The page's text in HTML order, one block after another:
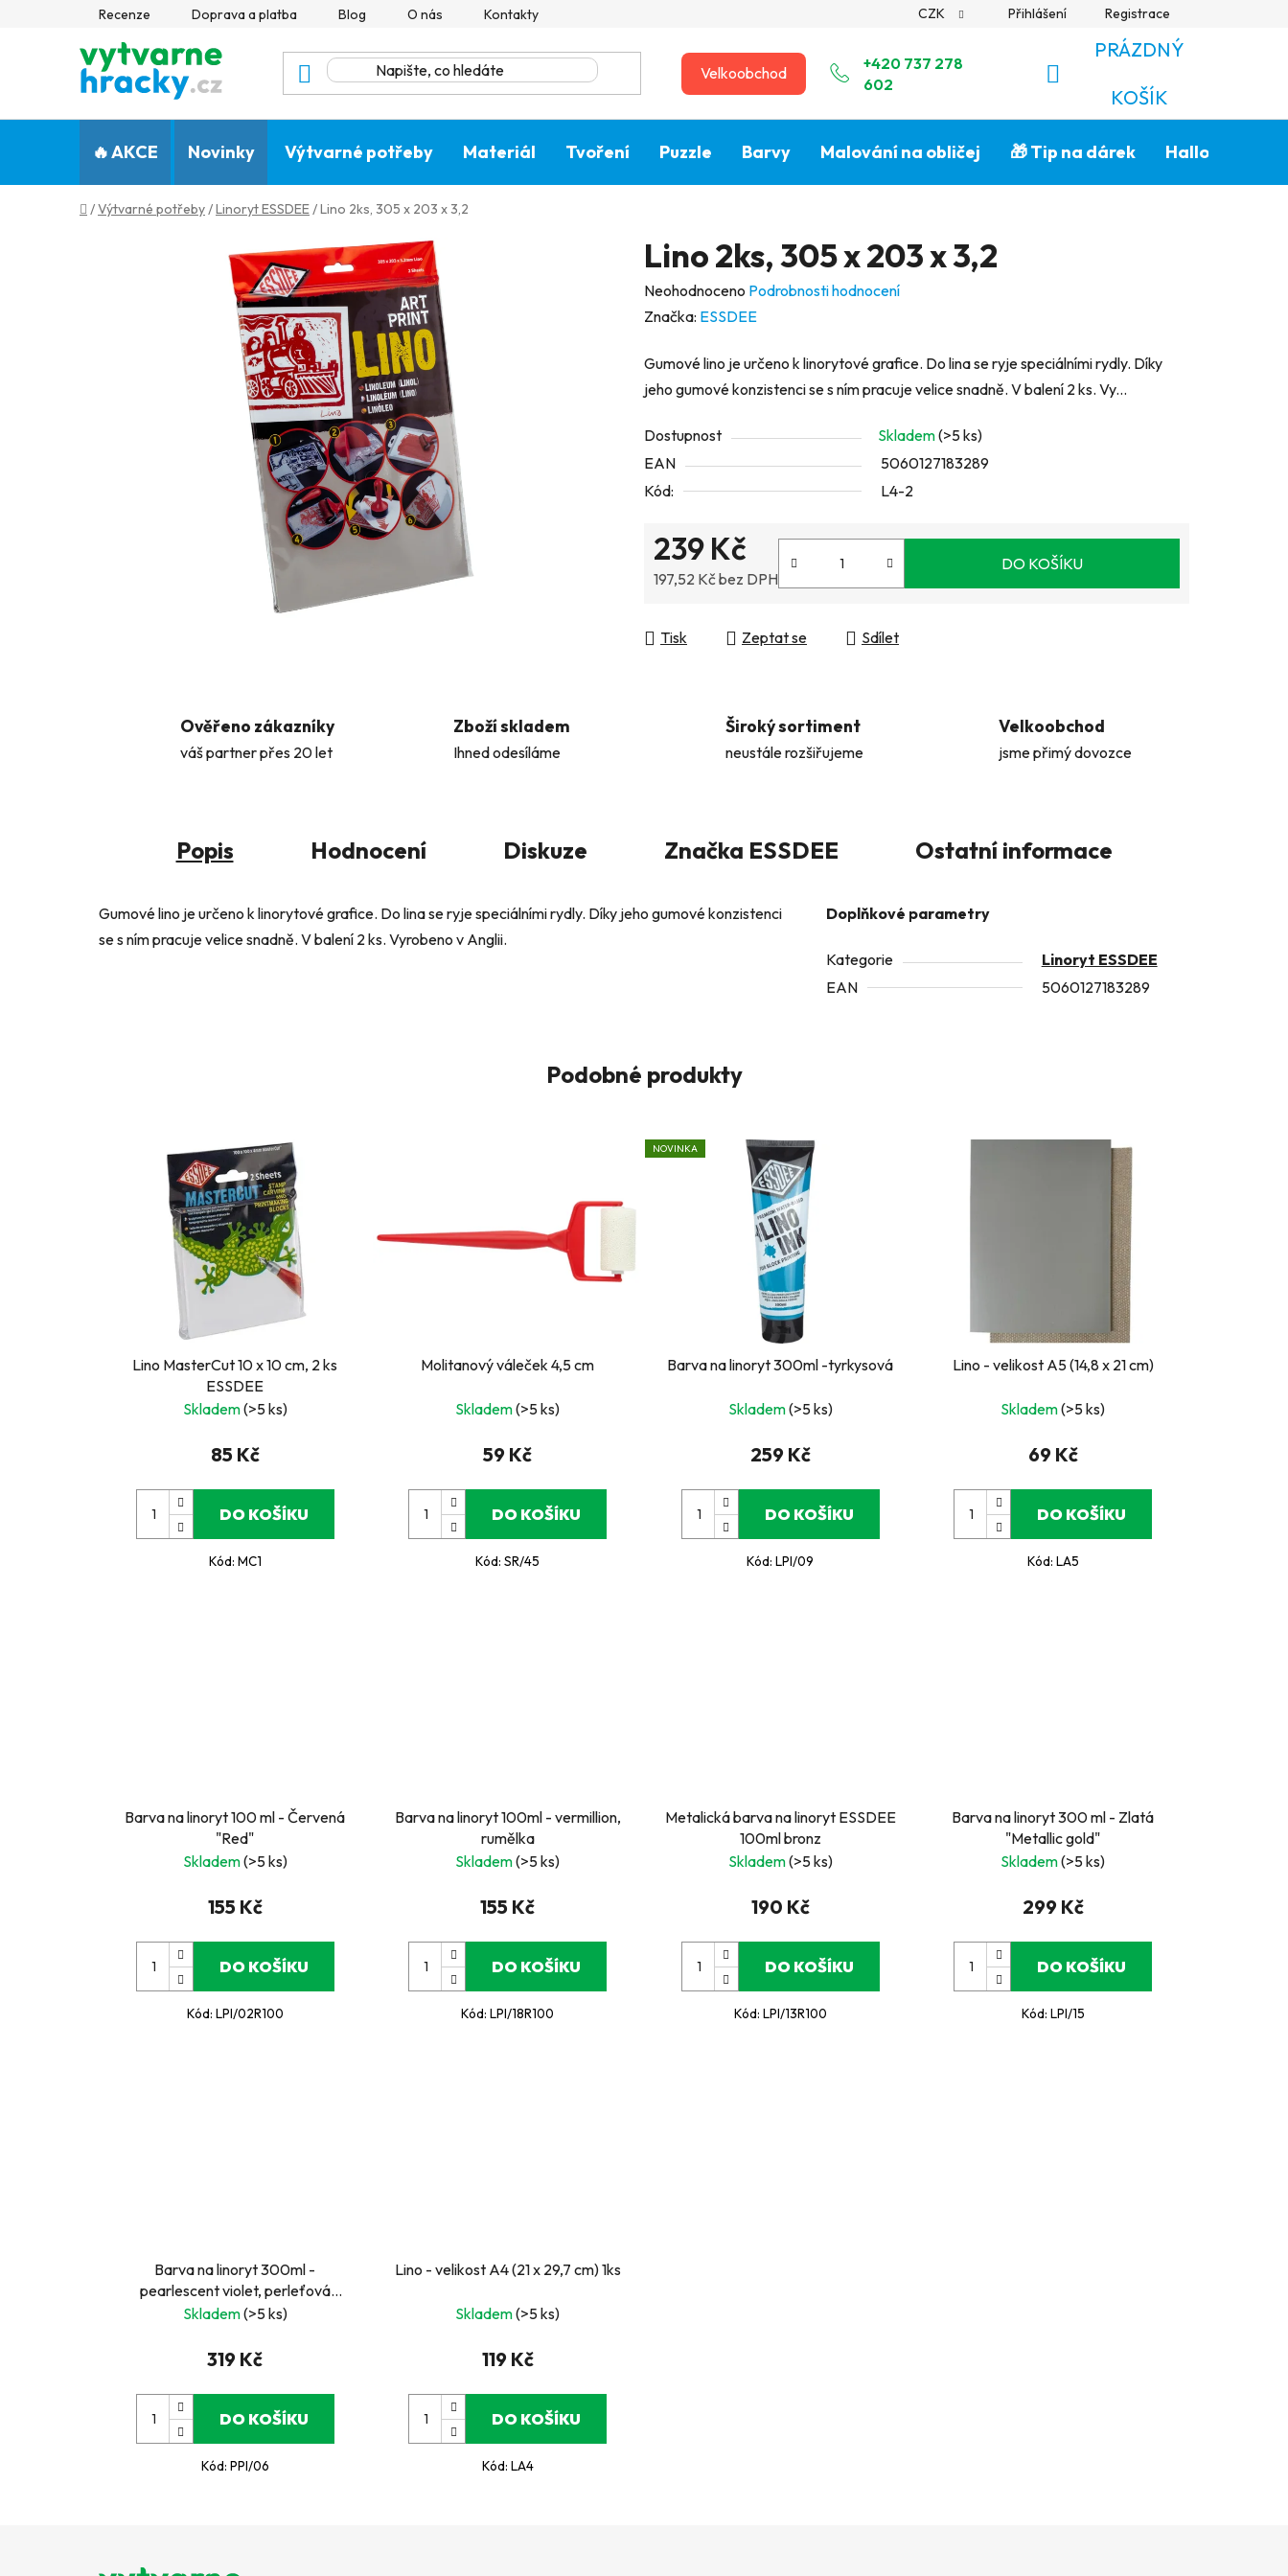
Recenze Doprava a platba Blog O nás Kontakty CZK Přihlášení Registrace
Velkoobchod
+420 737 278
602
NÁKUPNÍ
KOŠÍK
PRÁZDNÝ
KOŠÍK
🔥 AKCE Novinky Výtvarné potřeby Materiál Tvoření Puzzle Barvy Malování na obličej 🎁 Tip na dárek Halloween🎃
Domů
/Výtvarné potřeby/Linoryt ESSDEE/Lino 2ks, 305 x 203 x 3,2
Lino 2ks, 305 x 203 x 3,2
Průměrné
hodnocení
je
0,0
5
hvězdiček.
Neohodnoceno Podrobnosti hodnocení
Značka: ESSDEE
Gumové lino je určeno k linorytové grafice. Do lina se ryje speciálními rydly. Díky
jeho gumové konzistenci se s ním pracuje velice snadně. V balení 2 ks. Vy...
Dostupnost Skladem(>5 ks)
EAN
5060127183289
Kód:
L4-2
239 Kč
197,52 Kč bez DPH
DO KOŠÍKU
Tisk Zeptat se Sdílet
Ověřeno zákazníky
váš partner přes 20 let
Zboží skladem
Ihned odesíláme
Široký sortiment
neustále rozšiřujeme
Velkoobchod
jsme přimý dovozce
Popis Hodnocení Diskuze Značka ESSDEE Ostatní informace
Gumové lino je určeno k linorytové grafice. Do lina se ryje speciálními rydly. Díky jeho gumové konzistenci
se s ním pracuje velice snadně. V balení 2 ks. Vyrobeno v Anglii.
Doplňkové parametry
Kategorie
Linoryt ESSDEE
EAN
5060127183289
Podobné produkty
Lino MasterCut 10 x 10 cm, 2 ks
ESSDEE
Skladem(>5 ks)
85 Kč
DO KOŠÍKU
Kód: MC1
Molitanový váleček 4,5 cm
Skladem(>5 ks)
59 Kč
DO KOŠÍKU
Kód:SR/45
NOVINKA
Barva na linoryt 300ml -tyrkysová
Skladem(>5 ks)
259 Kč
DO KOŠÍKU
Kód:LPI/09
Lino - velikost A5 (14,8 x 21 cm)
Skladem(>5 ks)
69 Kč
DO KOŠÍKU
Kód: LA5
Barva na linoryt 100 ml - Červená
"Red"
Skladem(>5 ks)
155 Kč
DO KOŠÍKU
Kód: LPI/02R100
Barva na linoryt 100ml - vermillion,
rumělka
Skladem(>5 ks)
155 Kč
DO KOŠÍKU
Kód:LPI/18R100
Metalická barva na linoryt ESSDEE
100ml bronz
Skladem(>5 ks)
190 Kč
DO KOŠÍKU
Kód: LPI/13R100
Barva na linoryt 300 ml - Zlatá
"Metallic gold"
Skladem(>5 ks)
299 Kč
DO KOŠÍKU
Kód: LPI/15
Barva na linoryt 300ml -
pearlescent violet, perleťová
fialková
Skladem(>5 ks)
319 Kč
DO KOŠÍKU
Kód: PPI/06
Lino - velikost A4 (21 x 29,7 cm) 1ks
Skladem(>5 ks)
119 Kč
DO KOŠÍKU
Kód: LA4